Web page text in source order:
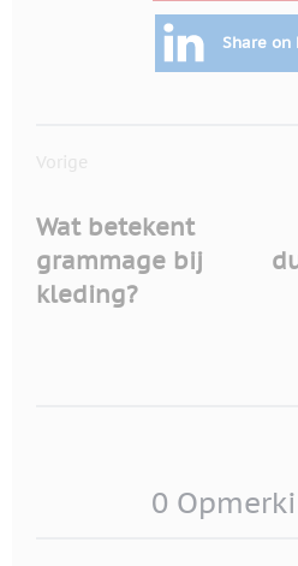
Share on
Wat betekent
grammage bij
kleding?
0